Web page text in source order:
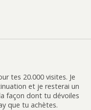
tes 20.000 visites. Je
et je resterai un
façon dont tu dévoiles
que tu achètes.